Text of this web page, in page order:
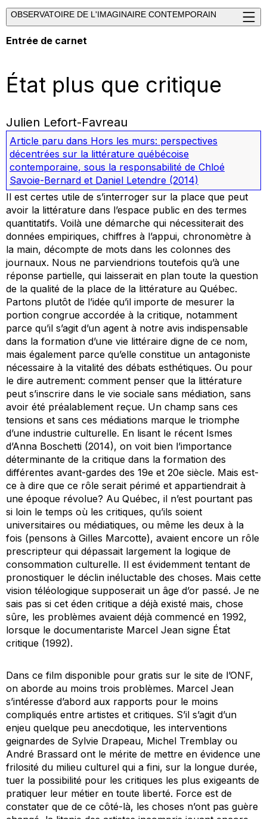
OBSERVATOIRE DE L'IMAGINAIRE CONTEMPORAIN
Entrée de carnet
État plus que critique
Julien Lefort-Favreau
Article paru dans Hors les murs: perspectives
décentrées sur la littérature québécoise
contemporaine, sous la responsabilité de Chloé
Savoie-Bernard et Daniel Letendre (2014)
Il est certes utile de s’interroger sur la place que peut
avoir la littérature dans l’espace public en des termes
quantitatifs. Voilà une démarche qui nécessiterait des
données empiriques, chiffres à l’appui, chronomètre à
la main, décompte de mots dans les colonnes des
journaux. Nous ne parviendrions toutefois qu’à une
réponse partielle, qui laisserait en plan toute la question
de la qualité de la place de la littérature au Québec.
Partons plutôt de l’idée qu’il importe de mesurer la
portion congrue accordée à la critique, notamment
parce qu’il s’agit d’un agent à notre avis indispensable
dans la formation d’une vie littéraire digne de ce nom,
mais également parce qu’elle constitue un antagoniste
nécessaire à la vitalité des débats esthétiques. Ou pour
le dire autrement: comment penser que la littérature
peut s’inscrire dans le vie sociale sans médiation, sans
avoir été préalablement reçue. Un champ sans ces
tensions et sans ces médiations marque le triomphe
d’une industrie culturelle. En lisant le récent Ismes
d’Anna Boschetti (2014), on voit bien l’importance
déterminante de la critique dans la formation des
différentes avant-gardes des 19e et 20e siècle. Mais est-
ce à dire que ce rôle serait périmé et appartiendrait à
une époque révolue? Au Québec, il n’est pourtant pas
si loin le temps où les critiques, qu’ils soient
universitaires ou médiatiques, ou même les deux à la
fois (pensons à Gilles Marcotte), avaient encore un rôle
prescripteur qui dépassait largement la logique de
consommation culturelle. Il est évidemment tentant de
pronostiquer le déclin inéluctable des choses. Mais cette
vision téléologique supposerait un âge d’or passé. Je ne
sais pas si cet éden critique a déjà existé mais, chose
sûre, les problèmes avaient déjà commencé en 1992,
lorsque le documentariste Marcel Jean signe État
critique (1992).
Dans ce film disponible pour gratis sur le site de l’ONF,
on aborde au moins trois problèmes. Marcel Jean
s’intéresse d’abord aux rapports pour le moins
compliqués entre artistes et critiques. S’il s’agit d’un
enjeu quelque peu anecdotique, les interventions
geignardes de Sylvie Drapeau, Michel Tremblay ou
André Brassard ont le mérite de mettre en évidence une
frilosité du milieu culturel qui a fini, sur la longue durée,
tuer la possibilité pour les critiques les plus exigeants de
pratiquer leur métier en toute liberté. Force est de
constater que de ce côté-là, les choses n’ont pas guère